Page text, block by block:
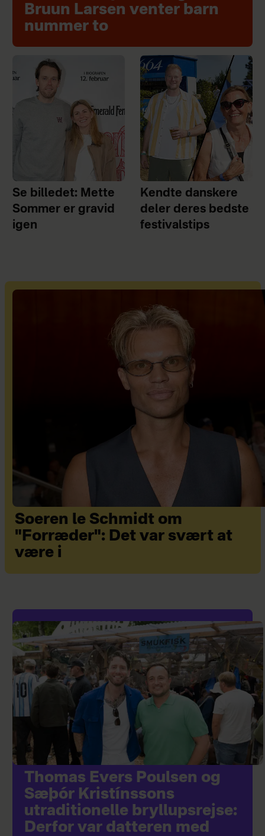
Bruun Larsen venter barn
nummer to
Se billedet: Mette
Sommer er gravid
igen
Kendte danskere
deler deres bedste
festivalstips
Soeren le Schmidt om
"Forræder": Det var svært at
være i
Thomas Evers Poulsen og
Sæþór Kristínssons
utraditionelle bryllupsrejse:
Derfor var datteren med